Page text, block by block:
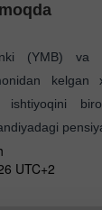
(YMB) va
kelgan
ishtiyoqini
beqarorlikni
UTC+2